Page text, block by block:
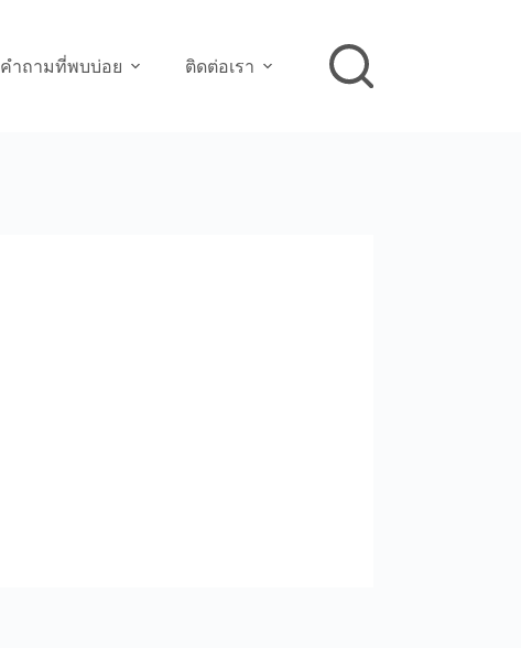
คำถามที่พบบ่อย ติดต่อเรา